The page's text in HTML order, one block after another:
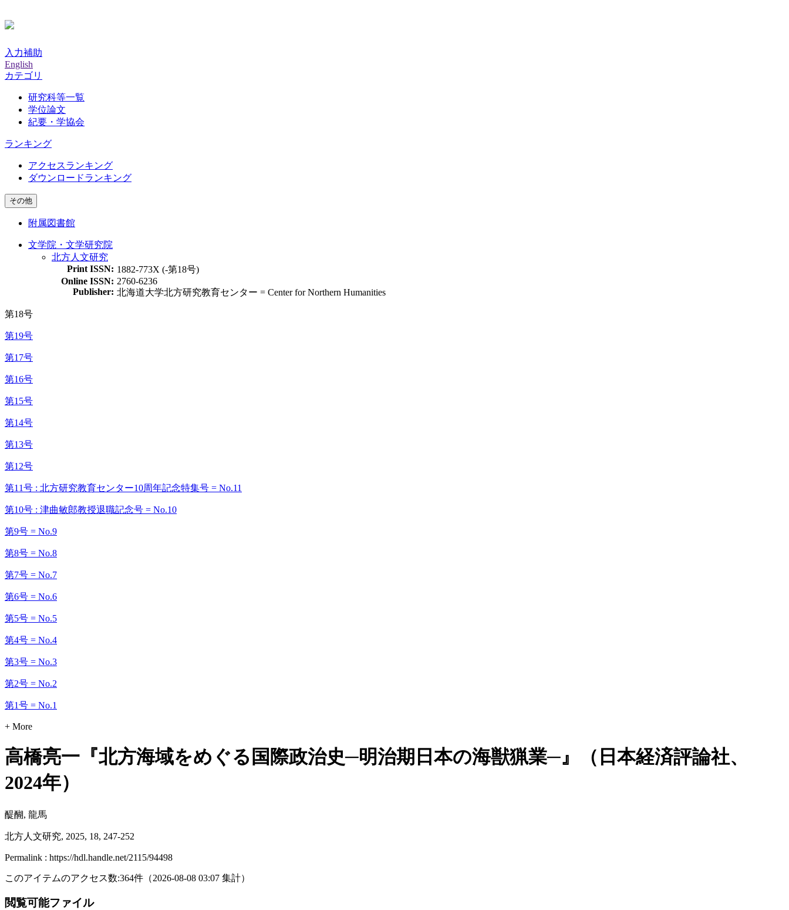
入力補助
English
カテゴリ
研究科等一覧
学位論文
紀要・学協会
ランキング
アクセスランキング
ダウンロードランキング
その他
附属図書館
文学院・文学研究院
北方人文研究
Print ISSN: 1882-773X (-第18号)
Online ISSN: 2760-6236
Publisher: 北海道大学北方研究教育センター = Center for Northern Humanities
第18号
第19号
第17号
第16号
第15号
第14号
第13号
第12号
第11号 : 北方研究教育センター10周年記念特集号 = No.11
第10号 : 津曲敏郎教授退職記念号 = No.10
第9号 = No.9
第8号 = No.8
第7号 = No.7
第6号 = No.6
第5号 = No.5
第4号 = No.4
第3号 = No.3
第2号 = No.2
第1号 = No.1
+ More
高橋亮一『北方海域をめぐる国際政治史─明治期日本の海獣猟業─』（日本経済評論社、
2024年）
醍醐, 龍馬
北方人文研究, 2025, 18, 247-252
Permalink : https://hdl.handle.net/2115/94498
このアイテムのアクセス数:364件 （2026-08-08 03:07 集計）
閲覧可能ファイル